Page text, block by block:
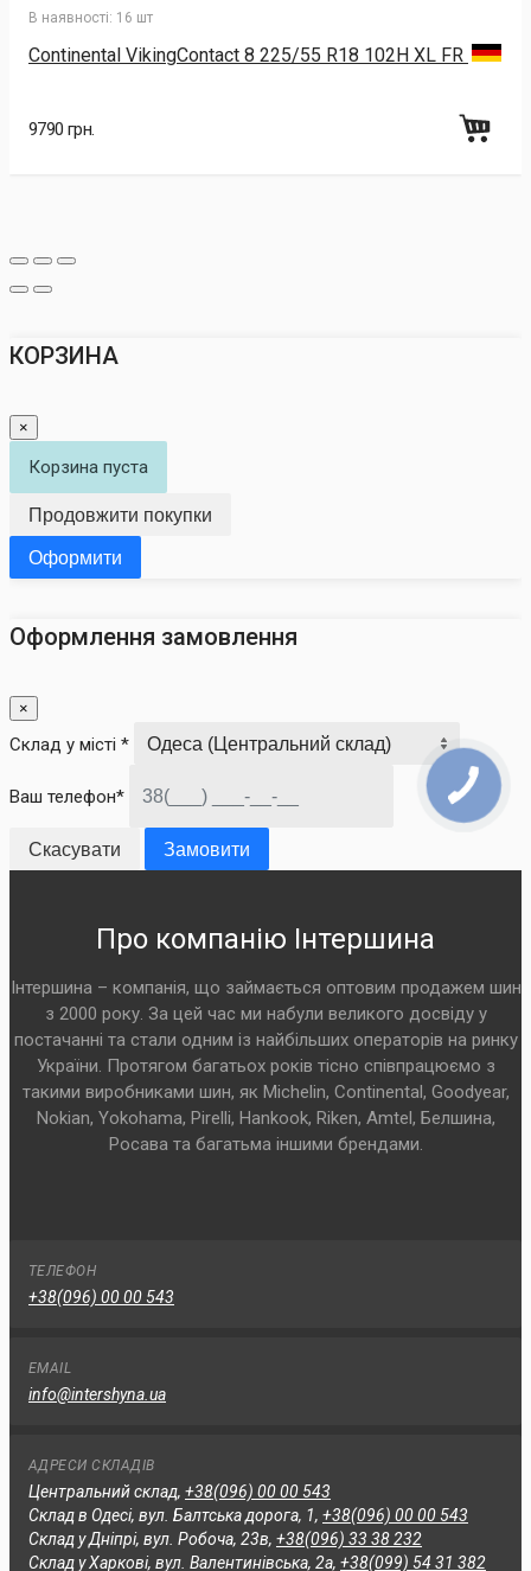
В наявності: 16 шт
Continental VikingContact 8 225/55 R18 102H XL FR
9790 грн.
КОРЗИНА
×
Корзина пуста
Продовжити покупки
Оформити
Оформлення замовлення
×
Склад у місті *
Ваш телефон*
Скасувати Замовити
Про компанію Інтершина
Інтершина – компанія, що займається оптовим продажем шин
з 2000 року. За цей час ми набули великого досвіду у
постачанні та стали одним із найбільших операторів на ринку
України. Протягом багатьох років тісно співпрацюємо з
такими виробниками шин, як Michelin, Continental, Goodyear,
Nokian, Yokohama, Pirelli, Hankook, Riken, Amtel, Белшина,
Росава та багатьма іншими брендами.
ТЕЛЕФОН
+38(096) 00 00 543
EMAIL
info@intershyna.ua
АДРЕСИ СКЛАДІВ
Центральний склад, +38(096) 00 00 543
Склад в Одесі, вул. Балтська дорога, 1, +38(096) 00 00 543
Склад у Дніпрі, вул. Робоча, 23в, +38(096) 33 38 232
Склад у Харкові, вул. Валентинівська, 2а, +38(099) 54 31 382